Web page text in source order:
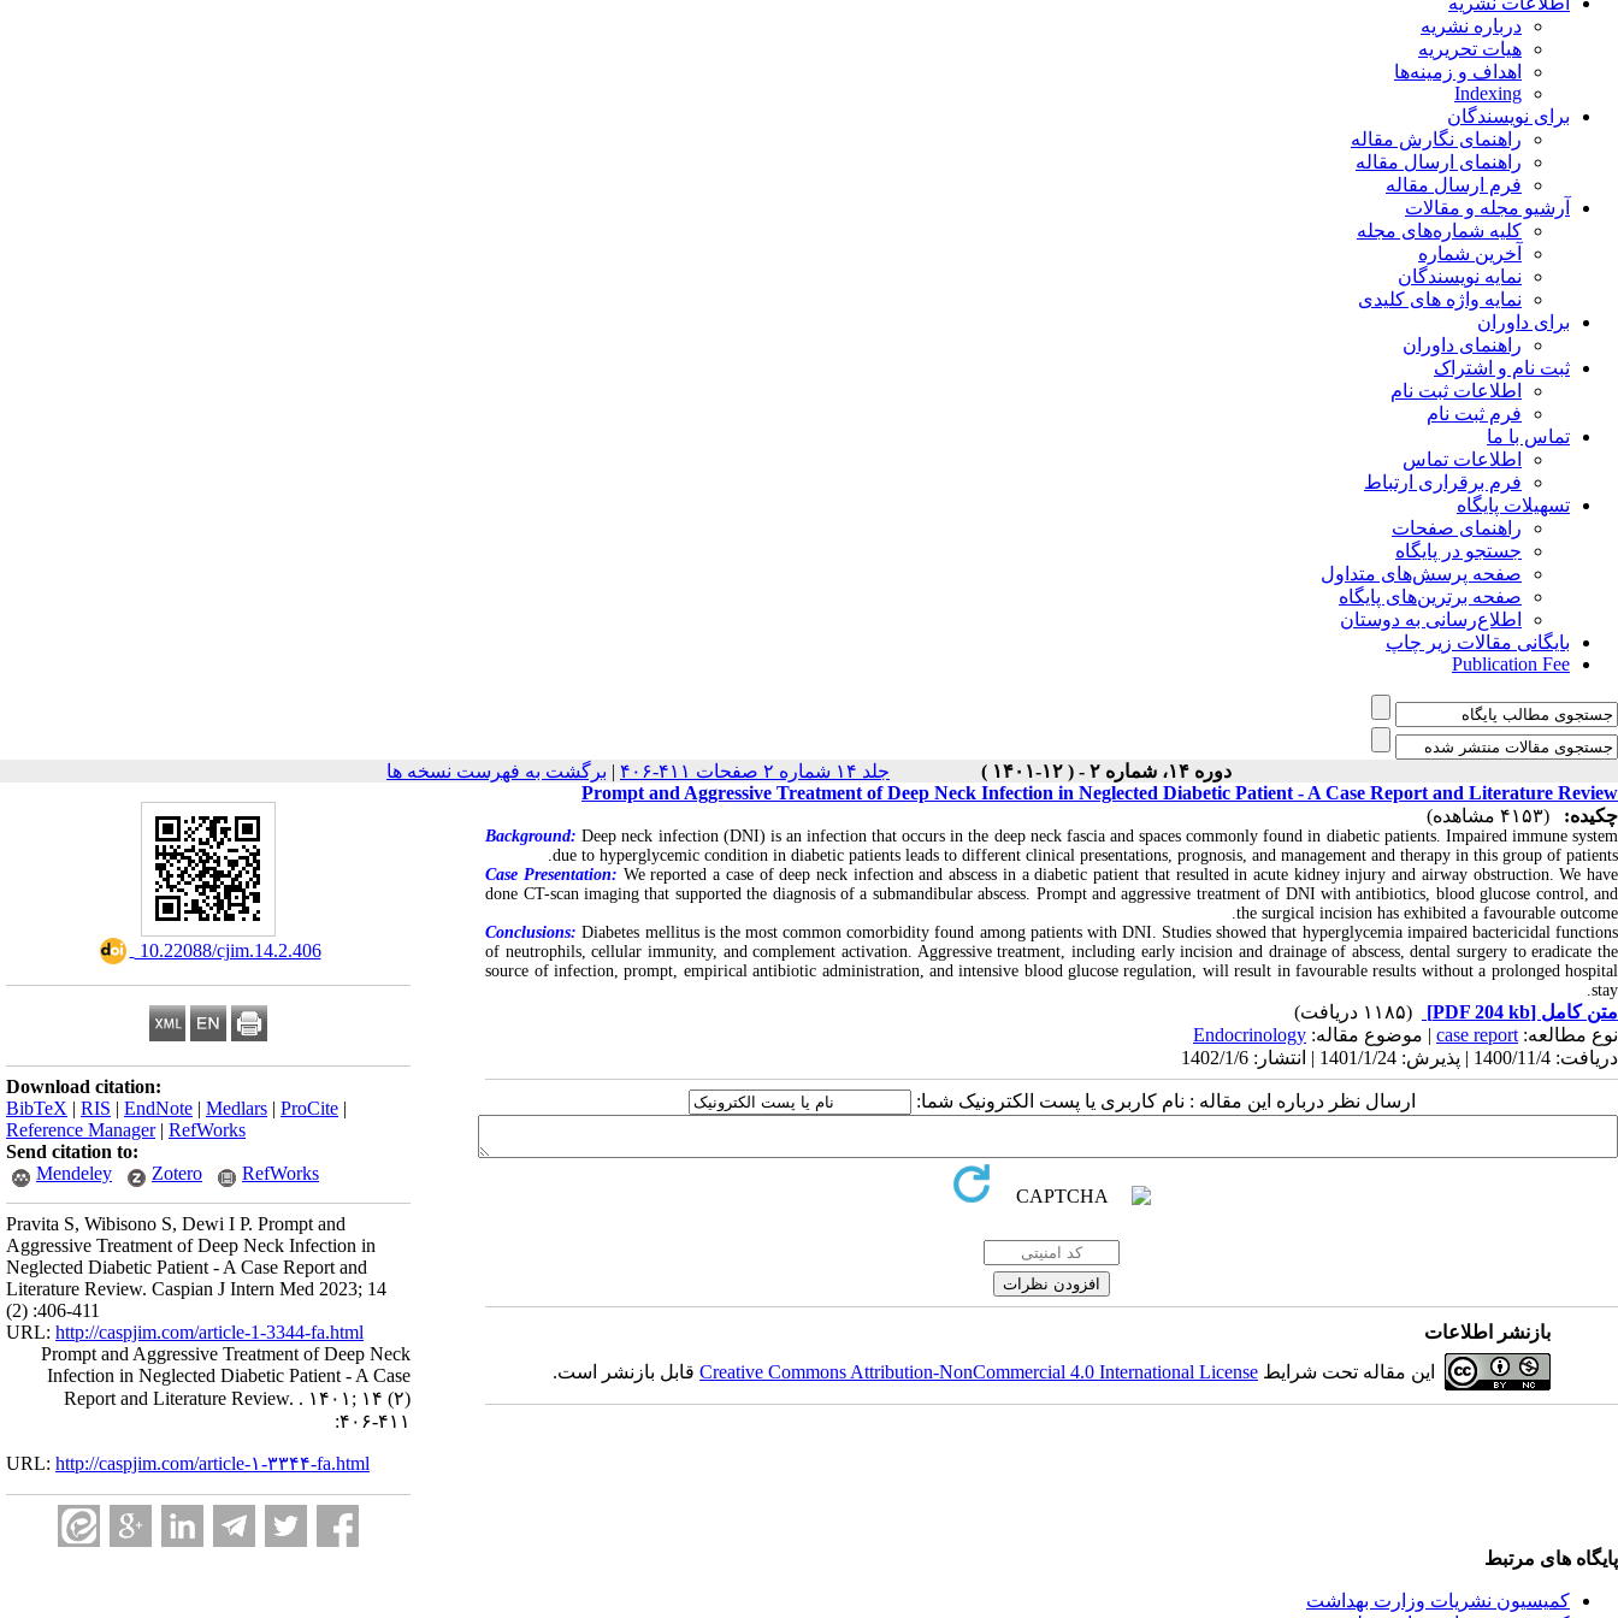
درباره نشریه
هیات تحریریه
اهداف و زمینه‌ها
Indexing
برای نویسندگان
راهنمای نگارش مقاله
راهنمای ارسال مقاله
فرم ارسال مقاله
آرشیو مجله و مقالات
کلیه شماره‌های مجله
آخرین شماره
نمایه نویسندگان
نمایه واژه های کلیدی
برای داوران
راهنمای داوران
ثبت نام و اشتراک
اطلاعات ثبت نام
فرم ثبت نام
تماس با ما
اطلاعات تماس
فرم برقراری ارتباط
تسهیلات پایگاه
راهنمای صفحات
جستجو در پایگاه
صفحه پرسش‌های متداول
صفحه برترین‌های پایگاه
اطلاع‌رسانی به دوستان
بایگانی مقالات زیر چاپ
Publication Fee
دوره ۱۴، شماره ۲ - ( ۱۲-۱۴۰۱ ) جلد ۱۴ شماره ۲ صفحات ۴۱۱-۴۰۶ | برگشت به فهرست نسخه ها
‎ 10.22088/cjim.14.2.406
Download citation:
BibTeX | RIS | EndNote | Medlars | ProCite |
Reference Manager| RefWorks
Send citation to:
Mendeley
Zotero RefWorks
Pravita S, Wibisono S, Dewi I P. Prompt and
Aggressive Treatment of Deep Neck Infection in
Neglected Diabetic Patient - A Case Report and
Literature Review. Caspian J Intern Med 2023; 14
(2) :406-411
URL: http://caspjim.com/article-1-3344-fa.html
Prompt and Aggressive Treatment of Deep Neck
Infection in Neglected Diabetic Patient - A Case
Report and Literature Review. . ۱۴۰۱; ۱۴ (۲)
:۴۰۶-۴۱۱
URL: http://caspjim.com/article-۱-۳۳۴۴-fa.html
Prompt and Aggressive Treatment of Deep Neck Infection in Neglected Diabetic Patient - A Case Report and Literature Review
چکیده:
(۴۱۵۳ مشاهده)
Background: Deep neck infection (DNI) is an infection that occurs in the deep neck fascia and spaces commonly found in diabetic patients. Impaired immune system
due to hyperglycemic condition in diabetic patients leads to different clinical presentations, prognosis, and management and therapy in this group of patients.
Case Presentation: We reported a case of deep neck infection and abscess in a diabetic patient that resulted in acute kidney injury and airway obstruction. We have
done CT-scan imaging that supported the diagnosis of a submandibular abscess. Prompt and aggressive treatment of DNI with antibiotics, blood glucose control, and
the surgical incision has exhibited a favourable outcome.
Conclusions: Diabetes mellitus is the most common comorbidity found among patients with DNI. Studies showed that hyperglycemia impaired bactericidal functions
of neutrophils, cellular immunity, and complement activation. Aggressive treatment, including early incision and drainage of abscess, dental surgery to eradicate the
source of infection, prompt, empirical antibiotic administration, and intensive blood glucose regulation, will result in favourable results without a prolonged hospital
stay.
متن کامل [PDF 204 kb]
(۱۱۸۵ دریافت)
نوع مطالعه: case report | موضوع مقاله: Endocrinology
دریافت: 1400/11/4 | پذیرش: 1401/1/24 | انتشار: 1402/1/6
ارسال نظر درباره این مقاله : نام کاربری یا پست الکترونیک شما:
بازنشر اطلاعات
این مقاله تحت شرایط Creative Commons Attribution-NonCommercial 4.0 International Licenseقابل بازنشر است.
پایگاه های مرتبط
کمیسیون نشریات وزارت بهداشت